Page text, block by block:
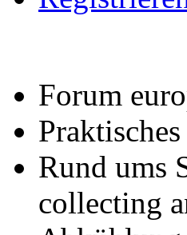
Forum
Rund ums
collecting